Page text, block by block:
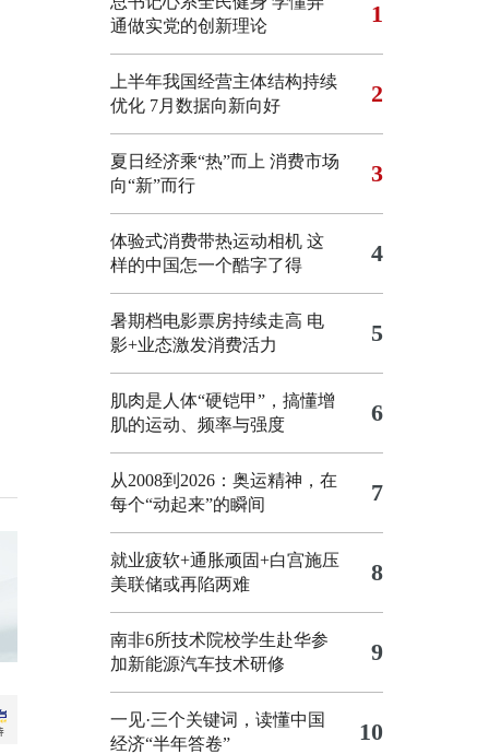
通做实党的创新理论
1
上半年我国经营主体结构持续
优化 7月数据向新向好 2
夏日经济乘“热”而上 消费市场
向“新”而行
3
体验式消费带热运动相机 这
样的中国怎一个酷字了得
4
暑期档电影票房持续走高 电
影+业态激发消费活力
5
肌肉是人体“硬铠甲”，搞懂增
肌的运动、频率与强度
6
从2008到2026：奥运精神，在
每个“动起来”的瞬间
7
就业疲软+通胀顽固+白宫施压
美联储或再陷两难
8
南非6所技术院校学生赴华参
加新能源汽车技术研修
9
一见·三个关键词，读懂中国
经济“半年答卷”
10